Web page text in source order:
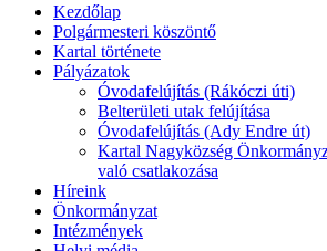
Kezdőlap
Polgármesteri köszöntő
Kartal története
Pályázatok
Óvodafelújítás (Rákóczi úti)
Belterületi utak felújítása
Óvodafelújítás (Ady Endre út)
Kartal Nagyközség
való csatlakozása
Híreink
Önkormányzat
Intézmények